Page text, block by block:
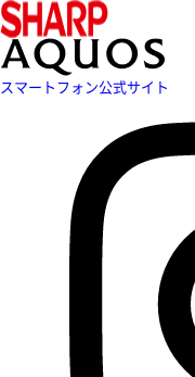
スマートフォン公式サイト